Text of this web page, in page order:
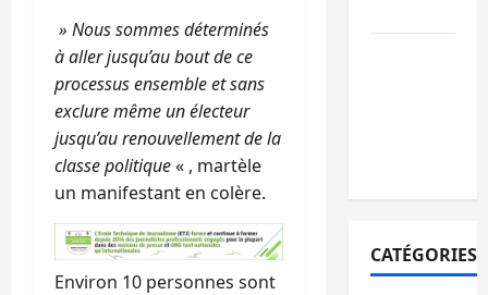
» Nous sommes déterminés
à aller jusqu’au bout de ce
processus ensemble et sans
exclure même un électeur
jusqu’au renouvellement de la
classe politique« , martèle
un manifestant en colère.
Environ 10 personnes sont
CATÉGORIES